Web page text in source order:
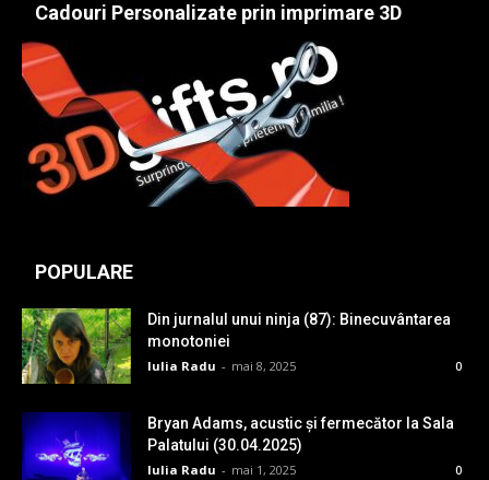
Cadouri Personalizate prin imprimare 3D
POPULARE
Din jurnalul unui ninja (87): Binecuvântarea
monotoniei
Iulia Radu - mai 8, 2025 0
Bryan Adams, acustic și fermecător la Sala
Palatului (30.04.2025)
Iulia Radu - mai 1, 2025 0